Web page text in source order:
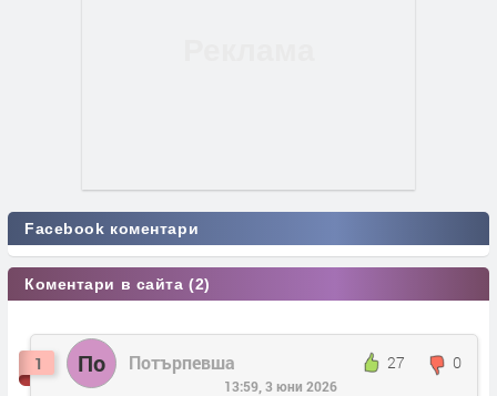
Facebook коментари
Коментари в сайта (2)
1 По Потърпевша 27 0
13:59, 3 юни 2026